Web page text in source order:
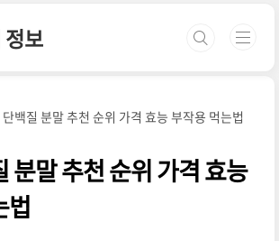
정보
백질 분말 추천 순위 가격 효능 부작용 먹는법
분말 추천 순위 가격 효능
법